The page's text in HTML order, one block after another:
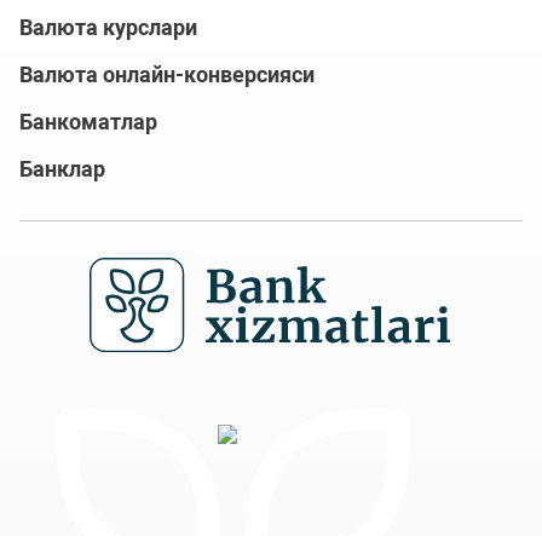
Валюта курслари
Валюта онлайн-конверсияси
Банкоматлар
Банклар